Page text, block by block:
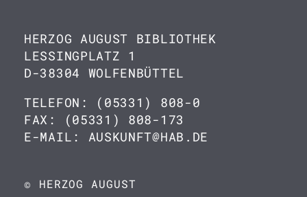
HERZOG AUGUST BIBLIOTHEK
LESSINGPLATZ 1
D-38304 WOLFENBÜTTEL
TELEFON: (05331) 808-0
FAX: (05331) 808-173
E-MAIL: AUSKUNFT@HAB.DE
© HERZOG AUGUST